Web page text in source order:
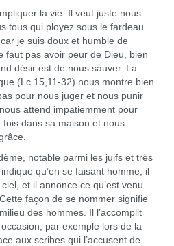
la vie. Il veut juste nous
tous qui ployez sous le fardeau
je suis doux et humble de
pas avoir peur de Dieu, bien
désir est de nous sauver. La
(Lc 15,11-32) nous montre bien
pour nous juger et nous punir
attend impatiemment pour
dans sa maison et nous
notable parmi les juifs et très
qu’en se faisant homme, il
et il annonce ce qu’est venu
façon de se nommer signifie
des hommes. Il l’accomplit
par exemple lors de la
aux scribes qui l’accusent de